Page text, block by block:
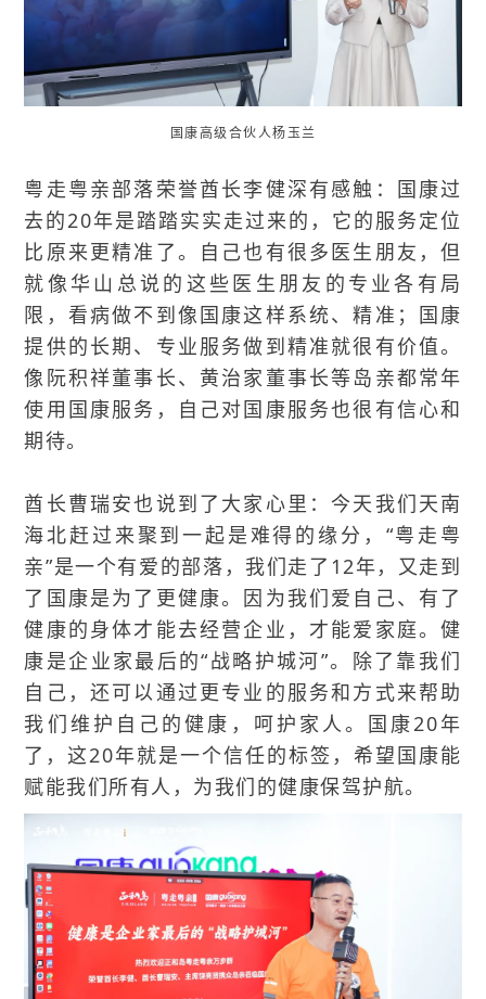
国康高级合伙人杨玉兰
粤走粤亲部落荣誉酋长李健深有感触：国康过
去的20年是踏踏实实走过来的，它的服务定位
比原来更精准了。自己也有很多医生朋友，但
就像华山总说的这些医生朋友的专业各有局
限，看病做不到像国康这样系统、精准；国康
提供的长期、专业服务做到精准就很有价值。
像阮积祥董事长、黄治家董事长等岛亲都常年
使用国康服务，自己对国康服务也很有信心和
期待。
酋长曹瑞安也说到了大家心里：今天我们天南
海北赶过来聚到一起是难得的缘分，“粤走粤
亲”是一个有爱的部落，我们走了12年，又走到
了国康是为了更健康。因为我们爱自己、有了
健康的身体才能去经营企业，才能爱家庭。健
康是企业家最后的“战略护城河”。除了靠我们
自己，还可以通过更专业的服务和方式来帮助
我们维护自己的健康，呵护家人。国康20年
了，这20年就是一个信任的标签，希望国康能
赋能我们所有人，为我们的健康保驾护航。